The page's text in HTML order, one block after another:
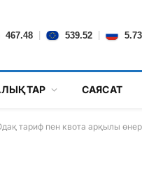
467.48 539.52 5.73
САЯСАТ
тариф пен квота арқылы